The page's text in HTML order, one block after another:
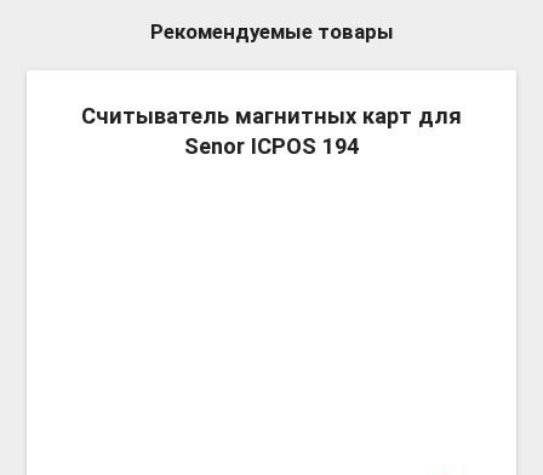
Рекомендуемые товары
Считыватель магнитных карт для
Senor ICPOS 194